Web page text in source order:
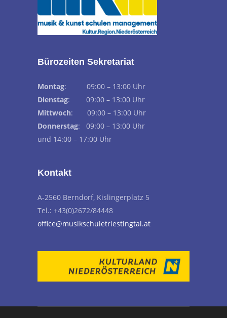
Bürozeiten Sekretariat
Montag: 09:00 – 13:00 Uhr
Dienstag: 09:00 – 13:00 Uhr
Mittwoch: 09:00 – 13:00 Uhr
Donnerstag: 09:00 – 13:00 Uhr
und 14:00 – 17:00 Uhr
Kontakt
A-2560 Berndorf, Kislingerplatz 5
Tel.: +43(0)2672/84448
office@musikschuletriestingtal.at